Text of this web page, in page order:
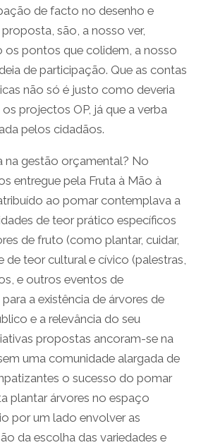
de facto no desenho e
são, a nosso ver,
os pontos que colidem, a nosso
de participação. Que as contas
não só é justo como deveria
projectos OP, já que a verba
pelos cidadãos.
na gestão orçamental? No
entregue pela Fruta à Mão à
ao pomar contemplava a
de teor prático específicos
de fruto (como plantar, cuidar,
de teor cultural e cívico (palestras,
e outros eventos de
a existência de árvores de
e a relevância do seu
propostas ancoram-se na
uma comunidade alargada de
o sucesso do pomar
plantar árvores no espaço
por um lado envolver as
da escolha das variedades e